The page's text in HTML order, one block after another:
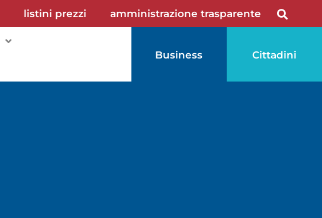
listini prezzi amministrazione trasparente
Business Cittadini